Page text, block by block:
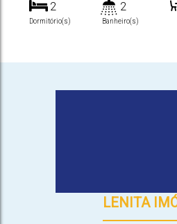
2
Dormitório(s)
2
Banheiro(s)
LENITA